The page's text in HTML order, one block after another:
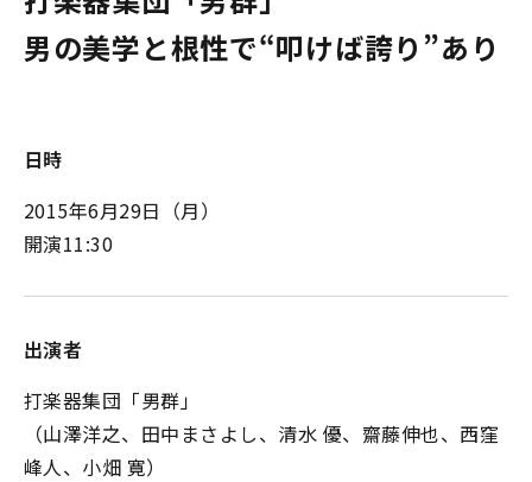
男の美学と根性で“叩けば誇り”あり
日時
2015年6月29日（月）
開演11:30
出演者
打楽器集団「男群」
（山澤洋之、田中まさよし、清水 優、齋藤伸也、西窪
峰人、小畑 寛）